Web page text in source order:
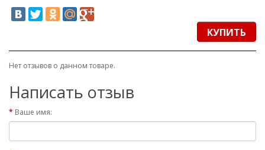
КУПИТЬ
Нет отзывов о данном товаре.
Написать отзыв
Ваше имя: